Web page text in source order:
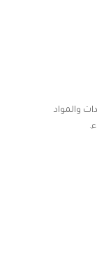
والمواد